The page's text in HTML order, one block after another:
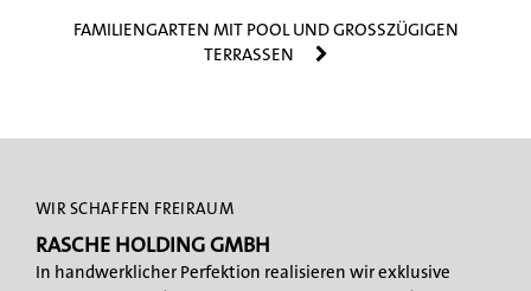
FAMILIENGARTEN MIT POOL UND GROSSZÜGIGEN
TERRASSEN
WIR SCHAFFEN FREIRAUM
RASCHE HOLDING GMBH
In handwerklicher Perfektion realisieren wir exklusive